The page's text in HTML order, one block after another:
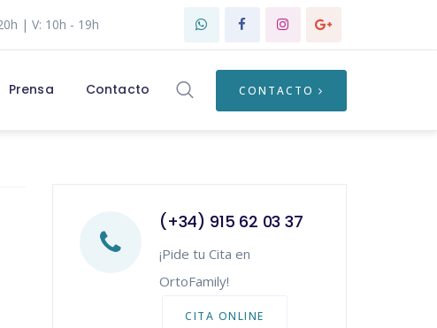
| V: 10h - 19h
CONTACTO
Prensa Contacto
(+34) 915 62 03 37
¡Pide tu Cita en
OrtoFamily!
CITA ONLINE